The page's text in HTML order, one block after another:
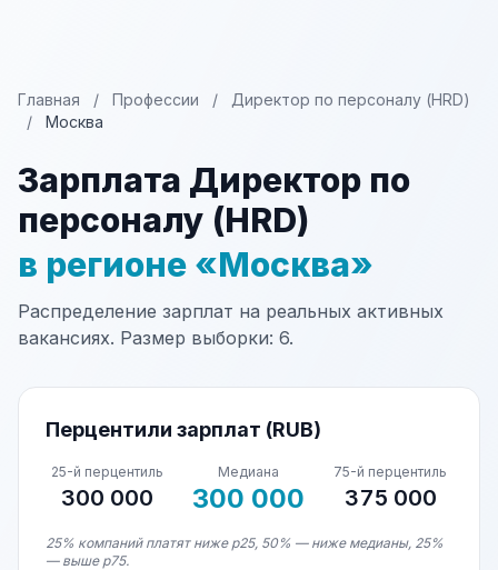
Главная / Профессии /
Директор по персоналу (HRD)
/
Москва
Зарплата Директор по
персоналу (HRD)
в регионе «Москва»
Распределение зарплат на реальных активных
вакансиях. Размер выборки: 6.
Перцентили зарплат (RUB)
25-й перцентиль
300 000
Медиана
300 000
75-й перцентиль
375 000
25% компаний платят ниже p25, 50% — ниже медианы, 25%
— выше p75.